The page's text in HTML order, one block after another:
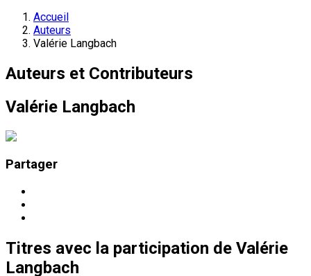
Accueil
Auteurs
Valérie Langbach
Auteurs et Contributeurs
Valérie Langbach
Partager
Titres avec la participation de Valérie
Langbach